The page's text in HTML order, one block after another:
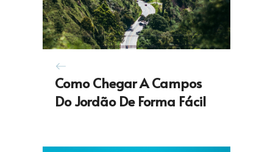
Como Chegar A Campos
Do Jordão De Forma Fácil